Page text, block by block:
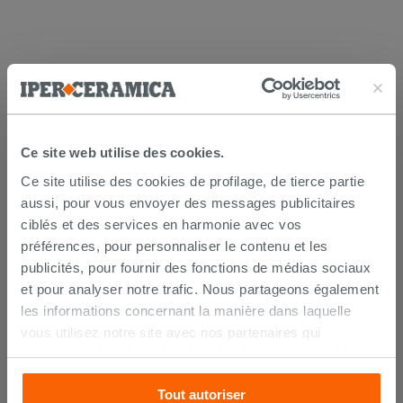
Ce site web utilise des cookies.
Ce site utilise des cookies de profilage, de tierce partie
aussi, pour vous envoyer des messages publicitaires
ciblés et des services en harmonie avec vos
préférences, pour personnaliser le contenu et les
publicités, pour fournir des fonctions de médias sociaux
et pour analyser notre trafic. Nous partageons également
les informations concernant la manière dans laquelle
vous utilisez notre site avec nos partenaires qui
s’occupent d’analyser les données Internet, les publicités
et les réseaux sociaux. Lesdits partenaires pourraient
combiner ces informations avec d’autres que vous leur
Tout autoriser
PRODUIT ONT ÉGALEMENT
ACHETÉ